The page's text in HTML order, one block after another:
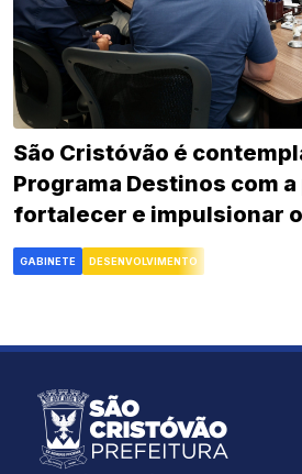
São Cristóvão é
Programa Destinos com
fortalecer e impulsionar
desenvolvimento
GABINETE DESENVOLVIMENTO